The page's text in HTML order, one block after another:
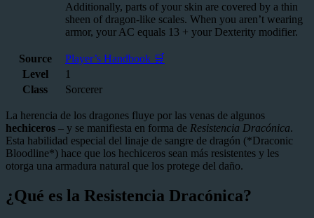
Additionally, parts of your skin are covered by a thin
sheen of dragon-like scales. When you aren’t wearing
armor, your AC equals 13 + your Dexterity modifier.
Source
Player’s Handbook 🛒
Level
1
Class
Sorcerer
La herencia de los dragones fluye por las venas de algunos
hechiceros – y se manifiesta en forma de Resistencia Dracónica.
Esta habilidad especial del linaje de sangre de dragón (*Draconic
Bloodline*) hace que los hechiceros sean más resistentes y les
otorga una armadura natural que los protege del daño.
¿Qué es la Resistencia Dracónica?